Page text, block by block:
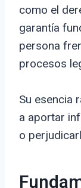
como el
garantía
persona
procesos
Su esencia
a aportar
o